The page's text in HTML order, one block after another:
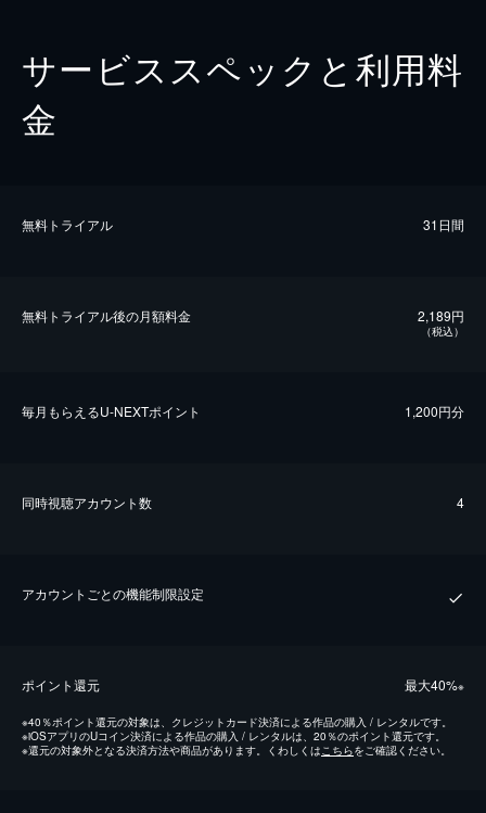
サービススペックと利用料
金
無料トライアル 31日間
無料トライアル後の⽉額料金 2,189円
（税込）
毎⽉もらえるU-NEXTポイント 1,200円分
同時視聴アカウント数 4
アカウントごとの機能制限設定
ポイント還元 最⼤40%※
※40％ポイント還元の対象は、クレジットカード決済による作品の購入 / レンタルです。
※iOSアプリのUコイン決済による作品の購入 / レンタルは、20％のポイント還元です。
※還元の対象外となる決済方法や商品があります。くわしくはこちらをご確認ください。